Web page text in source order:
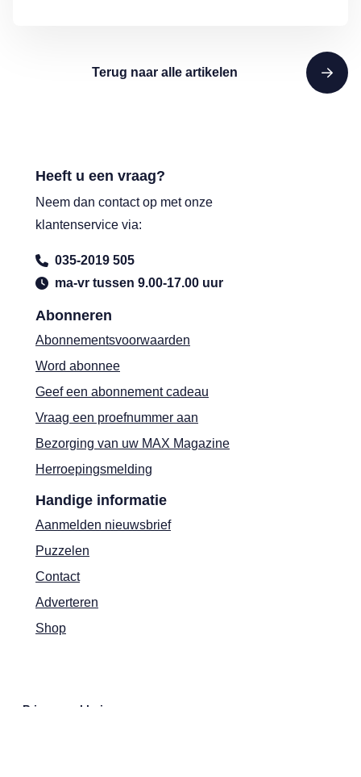
Terug naar alle artikelen
Abonneren
Abonnementsvoorwaarden
Word abonnee
Geef een abonnement cadeau
Vraag een proefnummer aan
Bezorging van uw MAX Magazine
Herroepingsmelding
Handige informatie
Aanmelden nieuwsbrief
Puzzelen
Contact
Adverteren
Shop
Heeft u een vraag?
Neem dan contact op met onze
klantenservice via:
035-2019 505
ma-vr tussen 9.00-17.00 uur
Privacyverklaring